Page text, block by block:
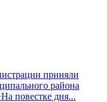
приняли
района
повестке дня...